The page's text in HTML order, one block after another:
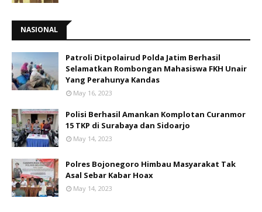
NASIONAL
Patroli Ditpolairud Polda Jatim Berhasil
Selamatkan Rombongan Mahasiswa FKH Unair
Yang Perahunya Kandas
May 16, 2023
Polisi Berhasil Amankan Komplotan Curanmor
15 TKP di Surabaya dan Sidoarjo
May 14, 2023
Polres Bojonegoro Himbau Masyarakat Tak
Asal Sebar Kabar Hoax
May 14, 2023